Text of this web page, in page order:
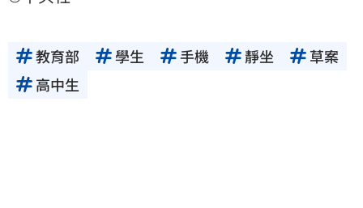
教育部 學生 手機 靜坐
草案
高中生